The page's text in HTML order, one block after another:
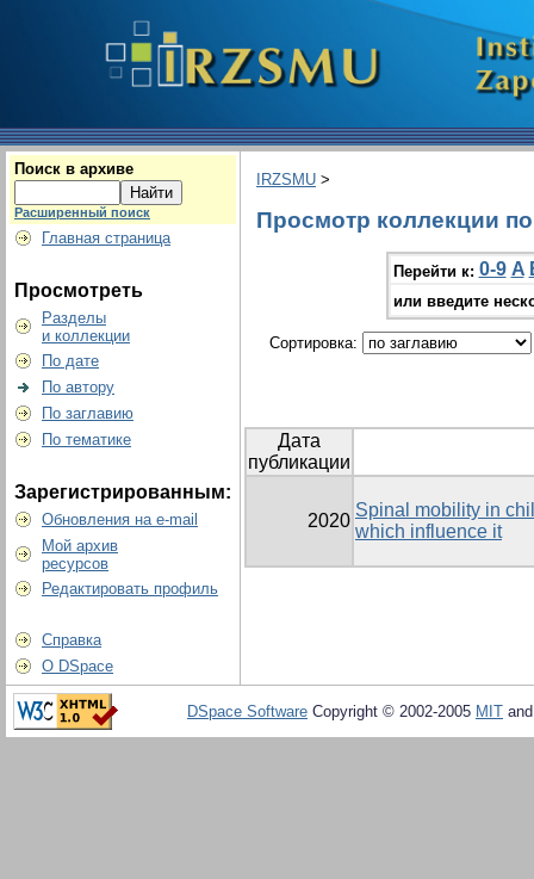
Поиск в архиве
Расширенный поиск
Главная страница
Просмотреть
Разделы
и коллекции
По дате
По автору
По заглавию
По тематике
Зарегистрированным:
Обновления на e-mail
Мой архив
ресурсов
Редактировать профиль
Справка
О DSpace
IRZSMU >
Просмотр коллекции
Перейти к: 0-9 A
или введите
Сортировка:
Дата
публикации
2020
Spinal mobility in
which influence it
DSpace Software Copyright © 2002-2005 MIT